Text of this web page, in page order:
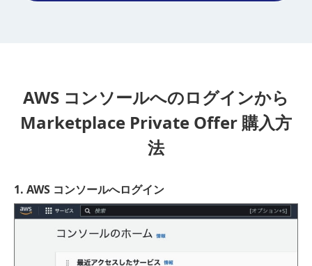
AWS コンソールへのログインから
Marketplace Private Offer 購入方
法
1. AWS コンソールへログイン